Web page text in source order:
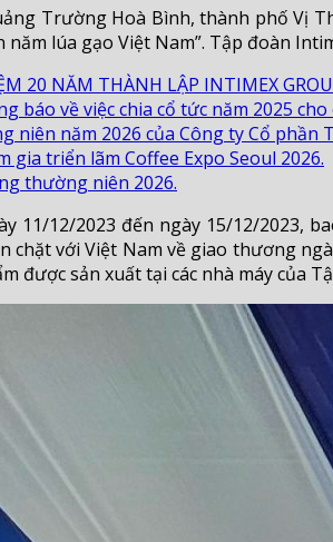
Trường Hoà Bình, thành phố Vị
năm lúa gạo Việt Nam”. Tập đoàn
20 NĂM THÀNH LẬP INTIMEX
báo về việc chia cổ tức năm 2025
niên năm 2026 của Công ty Cổ phần
gia triển lãm Coffee Expo Seoul 2026.
thường niên 2026.
11/12/2023 đến ngày 15/12/2023,
chặt với Việt Nam về giao thương
được sản xuất tại các nhà máy của